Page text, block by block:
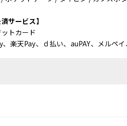
サービス】
トカード
、楽天Pay、ｄ払い、auPAY、メルペ